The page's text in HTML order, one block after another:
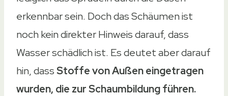
erkennbar sein. Doch das Schäumen ist
noch kein direkter Hinweis darauf, dass
Wasser schädlich ist. Es deutet aber darauf
hin, dassStoffe von Außen eingetragen
wurden, die zur Schaumbildung führen.